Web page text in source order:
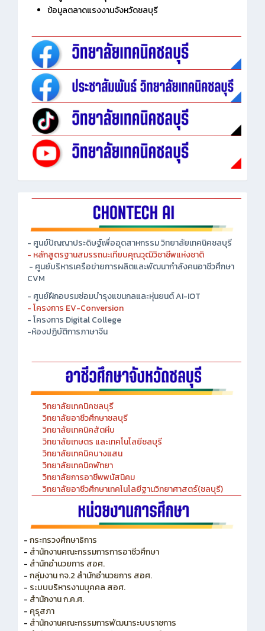
ข้อมูลตลาดแรงงานจังหวัดชลบุรี
- ศูนย์ปัญญาประดิษฐ์เพื่ออุตสาหกรรม วิทยาลัยเทคนิคชลบุรี
- หลักสูตรฐานสมรรถนะเทียบคุณวุฒิวิชาชีพแห่งชาติ
- ศูนย์บริหารเครือข่ายการผลิตและพัฒนากำลังคนอาชีวศึกษา
CVM
- ศูนย์ฝึกอบรมซ่อมบำรุงแขนกลและหุ่นยนต์ AI-IOT
- โครงการ EV-Conversion
- โครงการ Digital College
-ห้องปฏิบัติการภาษาจีน
วิทยาลัยเทคนิคชลบุรี
วิทยาลัยอาชีวศึกษาชลบุรี
วิทยาลัยเทคนิคสัตหีบ
วิทยาลัยเกษตร และเทคโนโลยีชลบุรี
วิทยาลัยเทคนิคบางแสน
วิทยาลัยเทคนิคพัทยา
วิทยาลัยการอาชีพพนัสนิคม
วิทยาลัยอาชีวศึกษาเทคโนโลยีฐานวิทยาศาสตร์(ชลบุรี)
-กระทรวงศึกษาธิการ
- สำนักงานคณะกรรมการการอาชีวศึกษา
- สำนักอำนวยการ สอศ.
-กลุ่มงาน กจ.2 สำนักอำนวยการ สอศ.
- ระบบบริหารงานบุคคล สอศ.
- สำนักงาน ก.ค.ศ.
- คุรุสภา
- สำนักงานคณะกรรมการพัฒนาระบบราชการ